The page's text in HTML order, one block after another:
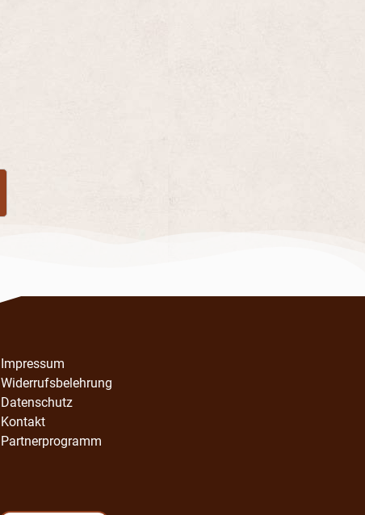
Impressum
Widerrufsbelehrung
Datenschutz
Kontakt
Partnerprogramm